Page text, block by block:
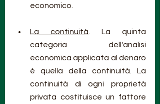
economico.
La continuità . La quinta
categoria dell'analisi
economica applicata al denaro
è quella della continuità. La
continuità di ogni proprietà
privata costituisce un fattore